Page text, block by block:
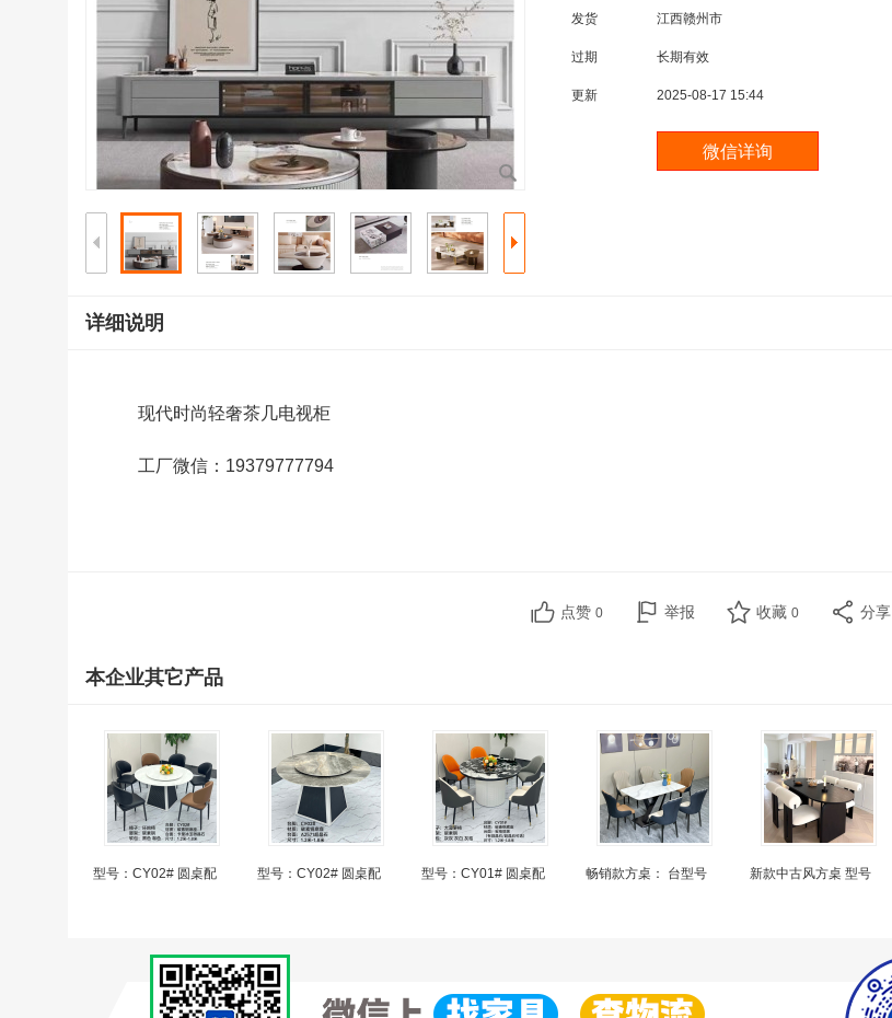
发货 江西赣州市
过期 长期有效
更新 2025-08-17 15:44
详细说明
现代时尚轻奢茶几电视柜
工厂微信：19379777794
点赞 0 举报 收藏 0 分享
本企业其它产品
型号：CY02# 圆桌配 型号：CY02# 圆桌配 型号：CY01# 圆桌配 畅销款方桌： 台型号 新款中古风方桌 型号